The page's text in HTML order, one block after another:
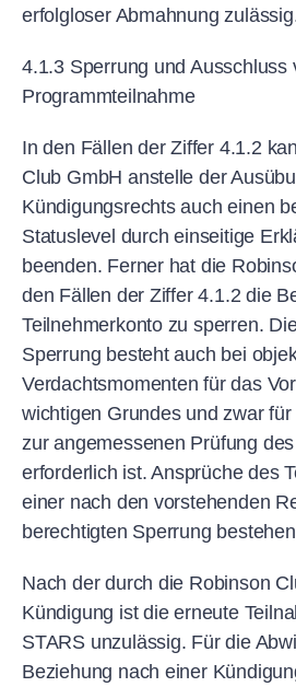
erfolgloser Abmahnung
4.1.3 Sperrung und Ausschluss
Programmteilnahme
In den Fällen der Ziffer 4.1.2
Club GmbH anstelle der
Kündigungsrechts auch einen
Statuslevel durch einseitige
beenden. Ferner hat die
den Fällen der Ziffer 4.1.2 die
Teilnehmerkonto zu sperren.
Sperrung besteht auch bei
Verdachtsmomenten für das
wichtigen Grundes und zwar
zur angemessenen Prüfung
erforderlich ist. Ansprüche des
einer nach den vorstehenden
berechtigten Sperrung
Nach der durch die Robinson
Kündigung ist die erneute
STARS unzulässig. Für die
Beziehung nach einer